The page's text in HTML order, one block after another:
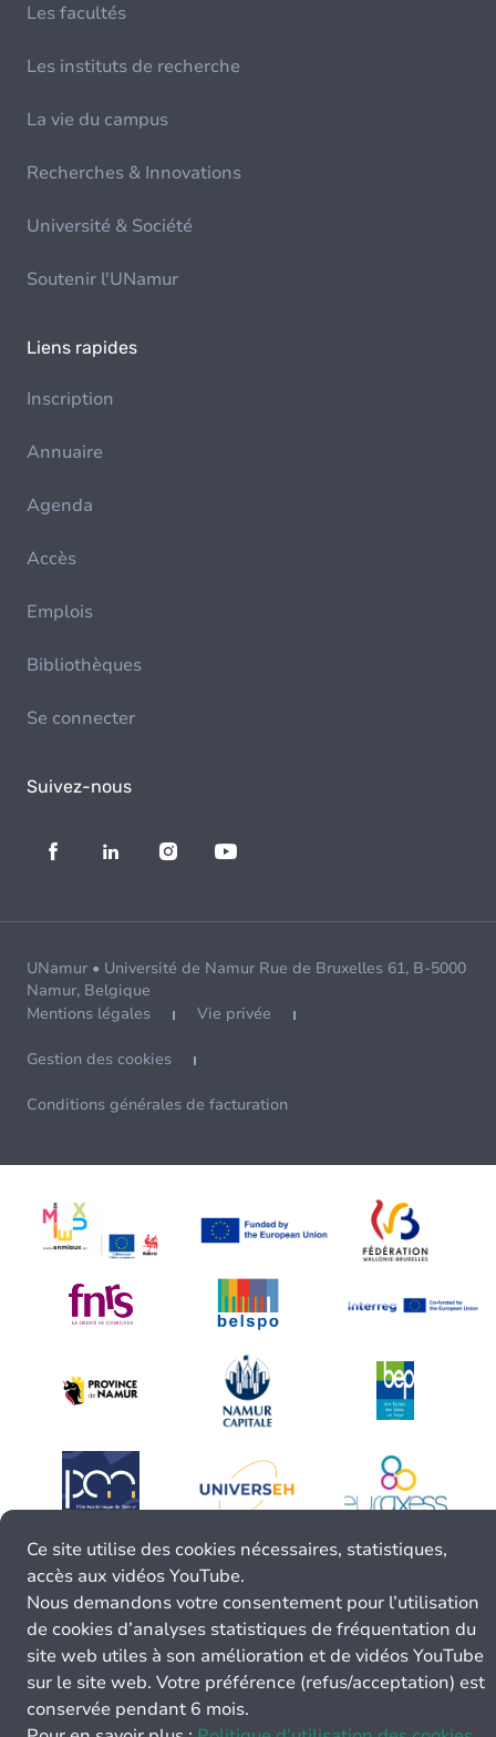
Les facultés
Les instituts de recherche
La vie du campus
Recherches & Innovations
Université & Société
Soutenir l'UNamur
Liens rapides
Inscription
Annuaire
Agenda
Accès
Emplois
Bibliothèques
Se connecter
Suivez-nous
UNamur • Université de Namur Rue de Bruxelles 61, B-5000
Namur, Belgique
Mentions légales
Vie privée
Gestion des cookies
Conditions générales de facturation
Ce site utilise des cookies nécessaires, statistiques,
accès aux vidéos YouTube.
Nous demandons votre consentement pour l’utilisation
de cookies d’analyses statistiques de fréquentation du
site web utiles à son amélioration et de vidéos YouTube
sur le site web. Votre préférence (refus/acceptation) est
conservée pendant 6 mois.